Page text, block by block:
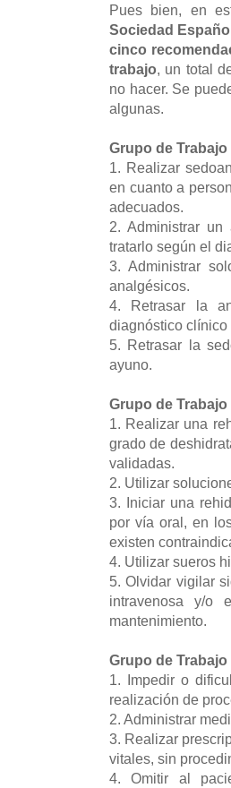
Pues bien, en
Sociedad
cinco
trabajo, un total
no hacer. Se
algunas.
Grupo de
1. Realizar
en cuanto a
adecuados.
2. Administrar
tratarlo según el
3. Administrar
analgésicos.
4. Retrasar la
diagnóstico clínico
5. Retrasar la
ayuno.
Grupo de
1. Realizar una
grado de
validadas.
2. Utilizar
3. Iniciar una
por vía oral, en
existen
4. Utilizar sueros
5. Olvidar vigilar
intravenosa y/o
mantenimiento.
Grupo de
1. Impedir o
realización de
2. Administrar
3. Realizar
vitales, sin
4. Omitir al